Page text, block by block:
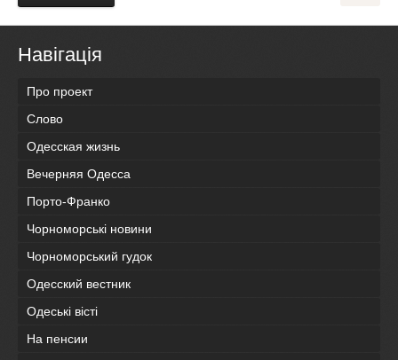
Навігація
Про проект
Слово
Одесская жизнь
Вечерняя Одесса
Порто-Франко
Чорноморські новини
Чорноморський гудок
Одесский вестник
Одеськi вiстi
На пенсии